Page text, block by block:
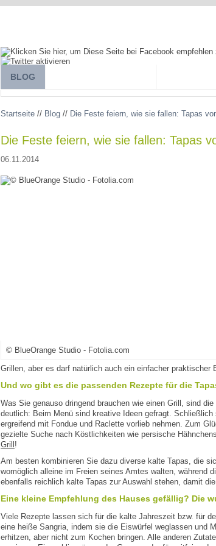
BLOG
Startseite // Blog // Die Feste feiern, wie sie fallen: Tapas
Die Feste feiern, wie sie fallen: Tapas
06.11.2014
© BlueOrange Studio - Fotolia.com
Grillen, aber es darf natürlich auch ein einfacher praktischer
Und wo gibt es die passenden Rezepte für die
Was Sie genauso dringend brauchen wie einen Grill, sind
deutlich: Beim Menü sind kreative Ideen gefragt.
ergreifend mit Fondue und Raclette vorlieb nehmen. Zum
gezielte Suche nach Köstlichkeiten wie persische
Grill !
Am besten kombinieren Sie dazu diverse kalte Tapas, die
womöglich alleine im Freien seines Amtes walten, während
ebenfalls reichlich kalte Tapas zur Auswahl stehen, damit
Eine kleine Empfehlung des Hauses gefällig? Die
Viele Rezepte lassen sich für die kalte Jahreszeit bzw. für
eine heiße Sangria, indem sie die Eiswürfel weglassen und
erhitzen, aber nicht zum Kochen bringen. Alle anderen